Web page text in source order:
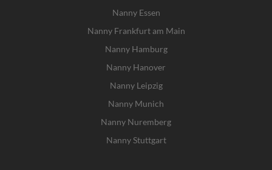
Nanny Essen
Nanny Frankfurt am Main
Nanny Hamburg
Nanny Hanover
Nanny Leipzig
Nanny Munich
Nanny Nuremberg
Nanny Stuttgart